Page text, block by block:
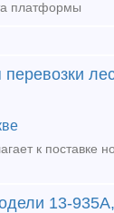
платформы
13-